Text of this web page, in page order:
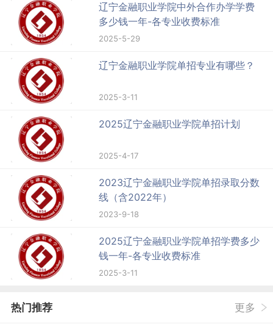
辽宁金融职业学院中外合作办学学费
多少钱一年-各专业收费标准
2025-5-29
辽宁金融职业学院单招专业有哪些？
2025-3-11
2025辽宁金融职业学院单招计划
2025-4-17
2023辽宁金融职业学院单招录取分数
线（含2022年）
2023-9-18
2025辽宁金融职业学院单招学费多少
钱一年-各专业收费标准
2025-3-11
热门推荐 更多